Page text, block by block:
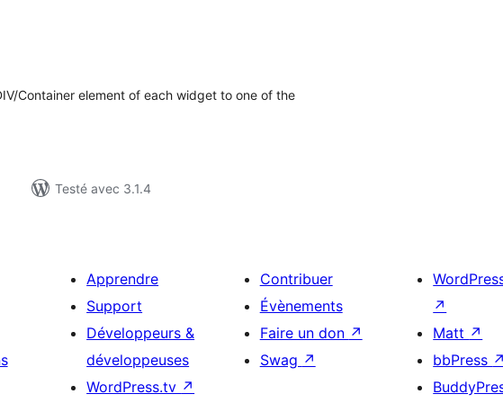
Container element of each widget to one of the
Testé avec 3.1.4
Apprendre
Support
Développeurs &
développeuses
WordPress.tv ↗
Contribuer
Évènements
Faire un don ↗
Swag ↗
↗
Matt ↗
bbPress ↗